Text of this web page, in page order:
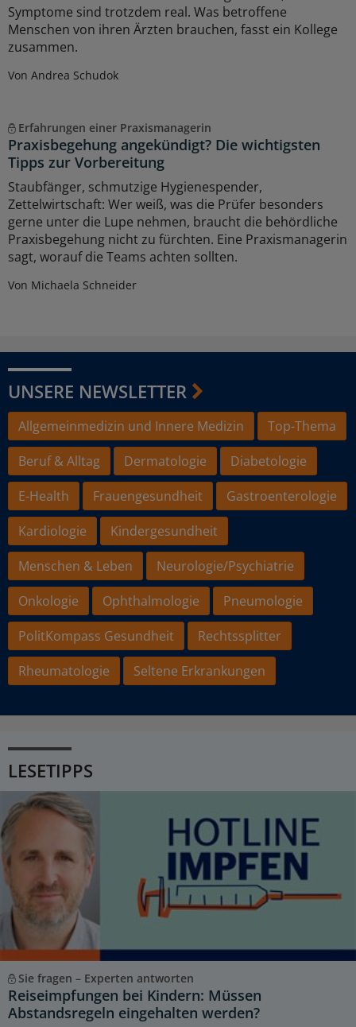
Symptome sind trotzdem real. Was betroffene
Menschen von ihren Ärzten brauchen, fasst ein Kollege
zusammen.
Von Andrea Schudok
Erfahrungen einer Praxismanagerin
Praxisbegehung angekündigt? Die wichtigsten
Tipps zur Vorbereitung
Staubfänger, schmutzige Hygienespender,
Zettelwirtschaft: Wer weiß, was die Prüfer besonders
gerne unter die Lupe nehmen, braucht die behördliche
Praxisbegehung nicht zu fürchten. Eine Praxismanagerin
sagt, worauf die Teams achten sollten.
Von Michaela Schneider
UNSERE NEWSLETTER
Allgemeinmedizin und Innere Medizin
Top-Thema
Beruf & Alltag
Dermatologie
Diabetologie
E-Health
Frauengesundheit
Gastroenterologie
Kardiologie
Kindergesundheit
Menschen & Leben
Neurologie/Psychiatrie
Onkologie
Ophthalmologie
Pneumologie
PolitKompass Gesundheit
Rechtssplitter
Rheumatologie
Seltene Erkrankungen
LESETIPPS
Sie fragen – Experten antworten
Reiseimpfungen bei Kindern: Müssen
Abstandsregeln eingehalten werden?